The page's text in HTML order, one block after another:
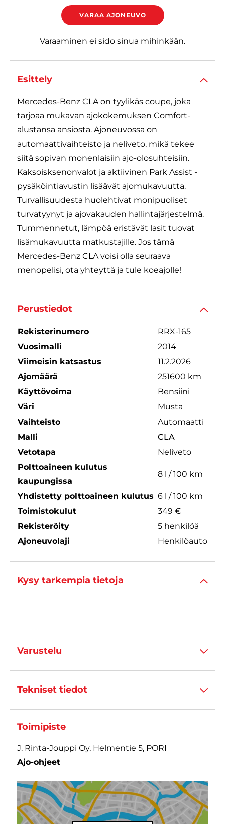
VARAA AJONEUVO
Varaaminen ei sido sinua mihinkään.
Esittely
Mercedes-Benz CLA on tyylikäs coupe, joka
tarjoaa mukavan ajokokemuksen Comfort-
alustansa ansiosta. Ajoneuvossa on
automaattivaihteisto ja neliveto, mikä tekee
siitä sopivan monenlaisiin ajo-olosuhteisiin.
Kaksoisksenonvalot ja aktiivinen Park Assist -
pysäköintiavustin lisäävät ajomukavuutta.
Turvallisuudesta huolehtivat monipuoliset
turvatyynyt ja ajovakauden hallintajärjestelmä.
Tummennetut, lämpöä eristävät lasit tuovat
lisämukavuutta matkustajille. Jos tämä
Mercedes-Benz CLA voisi olla seuraava
menopelisi, ota yhteyttä ja tule koeajolle!
Perustiedot
Rekisterinumero
RRX-165
Vuosimalli
2014
Viimeisin katsastus
11.2.2026
Ajomäärä
251600 km
Käyttövoima
Bensiini
Väri
Musta
Vaihteisto
Automaatti
Malli
CLA
Vetotapa
Neliveto
Polttoaineen kulutus
kaupungissa
8 l / 100 km
Yhdistetty polttoaineen kulutus 6 l / 100 km
Toimistokulut
349 €
Rekisteröity
5 henkilöä
Ajoneuvolaji
Henkilöauto
Kysy tarkempia tietoja
Varustelu
Tekniset tiedot
Toimipiste
J. Rinta-Jouppi Oy, Helmentie 5, PORI
Ajo-ohjeet